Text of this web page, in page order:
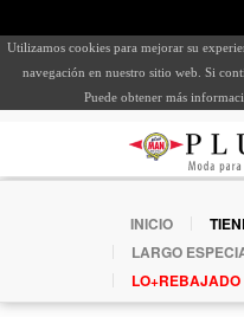
Utilizamos cookies para mejorar su
navegación en nuestro sitio web. Si
Puede obtener más
INICIO
LARGO
LO+REBAJADO